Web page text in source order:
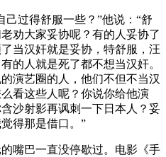
己过得舒服一些？”他说：“舒
劝大家妥协呢？有的人妥协了
当汉奸就是妥协，特舒服，汪
的人就是死了都不想当汉奸。
演艺圈的人，他们不但不当汉
看这些人呢？你说你给他演
沙射影再讽刺一下日本人？妥
得那是借口。”
嘴巴一直没停歇过。电影《手